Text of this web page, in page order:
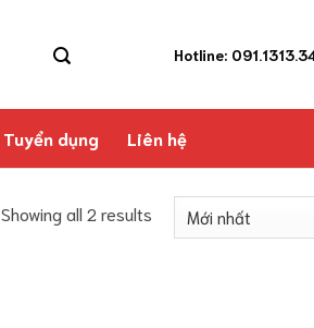
Hotline:
Tuyển dụng Liên hệ
Showing all 2 results